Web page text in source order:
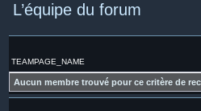
L’équipe du forum
TEAMPAGE_NAME
Aucun membre trouvé pour ce critère de